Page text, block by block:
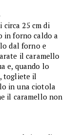
25 cm di
in forno caldo a
dal forno e
il caramello
e, quando lo
togliete il
in una ciotola
il caramello non